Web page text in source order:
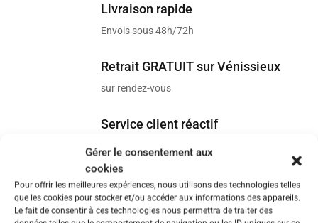
Gérer le consentement aux
cookies
Pour offrir les meilleures expériences, nous utilisons des technologies telles
que les cookies pour stocker et/ou accéder aux informations des appareils.
Le fait de consentir à ces technologies nous permettra de traiter des
Livraison rapide
Envois sous 48h/72h
Retrait GRATUIT sur Vénissieux
sur rendez-vous
Service client réactif
Réponse sous 24h
Satisfait ou remboursé*
voir conditions